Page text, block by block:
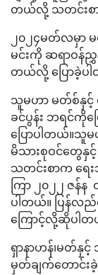
တယ်လို့ သတင်းစ
၂၀၂၄မတ်လမှ
မင်းကို ဆရာဝန်
တယ်လို့ ပြောခဲ့ပ
သူမဟာ မတ်စ်နှ
ခင်ပွန်း ဘရင်ကို
ပြောပါတယ်။သူ
မိသားစုဝင်တွေ
သတင်းစာက ရေ
ကြာ ၂၀၂၂ ဇန်န
ပါတယ်။ ပြန်လည်
ကြောင့်လို့ဆိုပါတ
ရှာနာဟန်၊မတ်နှ
မှတ်ချက်တောင်းခဲ့